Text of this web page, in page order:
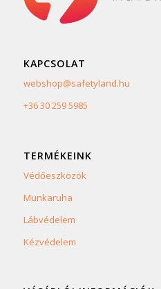
KAPCSOLAT
webshop@safetyland.hu
+36 30 259 5985
TERMÉKEINK
Védőeszközök
Munkaruha
Lábvédelem
Kézvédelem